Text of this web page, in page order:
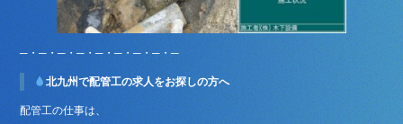
─・─・─・─・─・─・─・─・─
北九州で配管工の求人をお探しの方へ
配管工の仕事は、